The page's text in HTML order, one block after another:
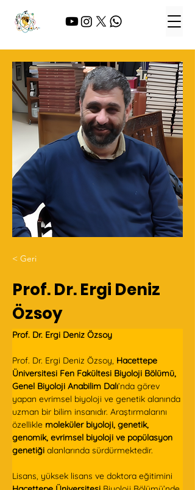
< Geri
Prof. Dr. Ergi Deniz
Özsoy
Prof. Dr. Ergi Deniz Özsoy
Prof. Dr. Ergi Deniz Özsoy, Hacettepe
Üniversitesi Fen Fakültesi Biyoloji Bölümü,
Genel Biyoloji Anabilim Dalı’nda görev
yapan evrimsel biyoloji ve genetik alanında
uzman bir bilim insanıdır. Araştırmalarını
özellikle moleküler biyoloji, genetik,
genomik, evrimsel biyoloji ve popülasyon
genetiği alanlarında sürdürmektedir.
Lisans, yüksek lisans ve doktora eğitimini